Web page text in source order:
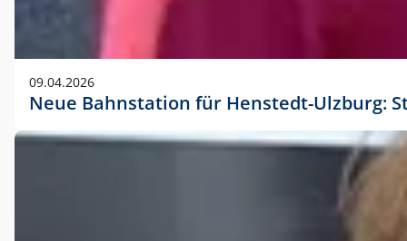
09.04.2026
Neue Bahnstation für Henstedt-Ulzburg: